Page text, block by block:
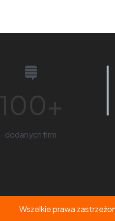
100+
dodanych firm
Wszelkie prawa